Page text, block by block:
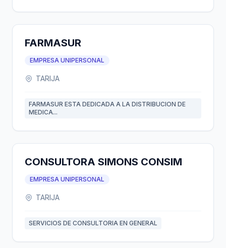
FARMASUR
EMPRESA UNIPERSONAL
TARIJA
FARMASUR ESTA DEDICADA A LA DISTRIBUCION DE
MEDICA...
CONSULTORA SIMONS CONSIM
EMPRESA UNIPERSONAL
TARIJA
SERVICIOS DE CONSULTORIA EN GENERAL